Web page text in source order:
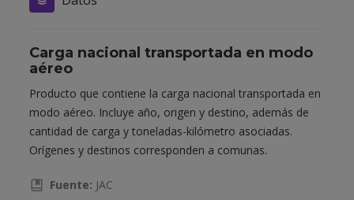
Carga nacional transportada en modo
aéreo
Producto que contiene la carga nacional transportada en
modo aéreo. Incluye año, origen y destino, además de
cantidad de carga y toneladas-kilómetro asociadas.
Orígenes y destinos corresponden a comunas.
Fuente: JAC